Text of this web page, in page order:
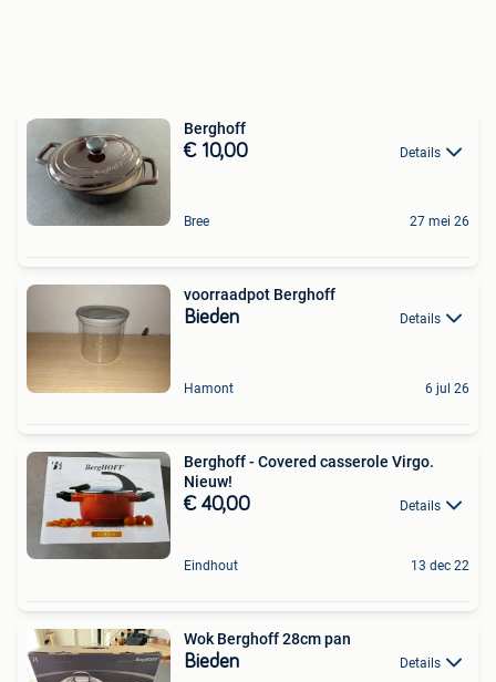
Berghoff
€ 10,00 Details
Bree 27 mei 26
voorraadpot Berghoff
Bieden Details
Hamont 6 jul 26
Berghoff - Covered casserole Virgo.
Nieuw!
€ 40,00 Details
Eindhout 13 dec 22
Wok Berghoff 28cm pan
Bieden Details